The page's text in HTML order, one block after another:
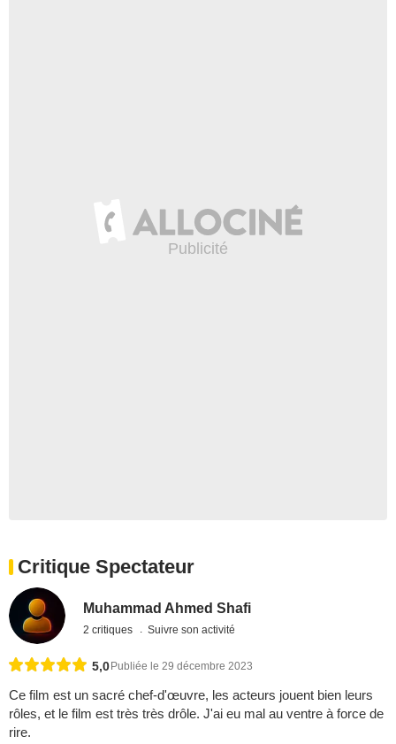
Critique Spectateur
Muhammad Ahmed Shafi
2 critiques Suivre son activité
5,0 Publiée le 29 décembre 2023
Ce film est un sacré chef-d'œuvre, les acteurs jouent bien leurs
rôles, et le film est très très drôle. J'ai eu mal au ventre à force de
rire.